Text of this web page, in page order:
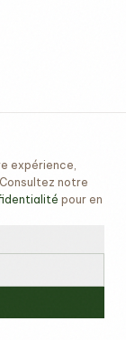
expérience,
notre
pour en